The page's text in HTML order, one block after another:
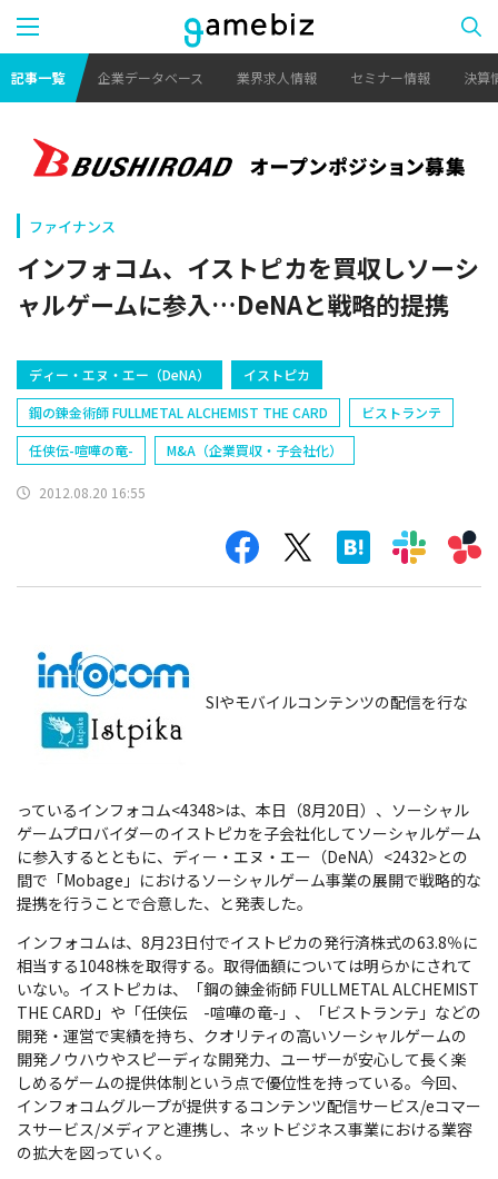
記事一覧 企業データベース 業界求人情報 セミナー情報 決算
ファイナンス
インフォコム、イストピカを買収しソーシ
ャルゲームに参入…DeNAと戦略的提携
ディー・エヌ・エー（DeNA）
イストピカ
鋼の錬金術師 FULLMETAL ALCHEMIST THE CARD
ビストランテ
任侠伝-喧嘩の竜-
M&A（企業買収・子会社化）
2012.08.20 16:55
SIやモバイルコンテンツの配信を行な
っているインフォコム<4348>は、本日（8月20日）、ソーシャル
ゲームプロバイダーのイストピカを子会社化してソーシャルゲーム
に参入するとともに、ディー・エヌ・エー（DeNA）<2432>との
間で「Mobage」におけるソーシャルゲーム事業の展開で戦略的な
提携を行うことで合意した、と発表した。
インフォコムは、8月23日付でイストピカの発行済株式の63.8％に
相当する1048株を取得する。取得価額については明らかにされて
いない。イストピカは、「鋼の錬金術師 FULLMETAL ALCHEMIST
THE CARD」や「任侠伝 -喧嘩の竜-」、「ビストランテ」などの
開発・運営で実績を持ち、クオリティの高いソーシャルゲームの
開発ノウハウやスピーディな開発力、ユーザーが安心して長く楽
しめるゲームの提供体制という点で優位性を持っている。今回、
インフォコムグループが提供するコンテンツ配信サービス/eコマー
スサービス/メディアと連携し、ネットビジネス事業における業容
の拡大を図っていく。